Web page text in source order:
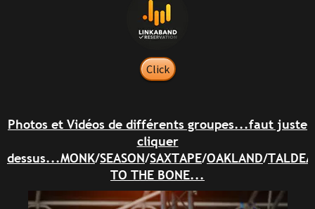
Click
Photos et Vidéos de différents groupes...faut juste
cliquer
dessus...MONK/SEASON/SAXTAPE/OAKLAND/TALDEA
TO THE BONE...